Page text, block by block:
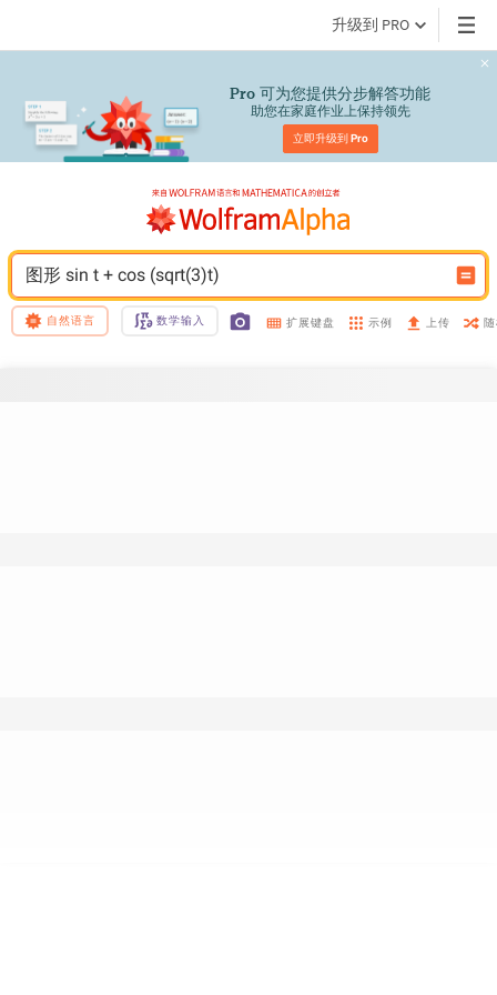
升级到 PRO
Pro 可为您提供分步解答功能
助您在家庭作业上保持领先
立即升级到 Pro
图形 sin t + cos (sqrt(3)t)
自然语言 数学输入 扩展键盘 示例 上传